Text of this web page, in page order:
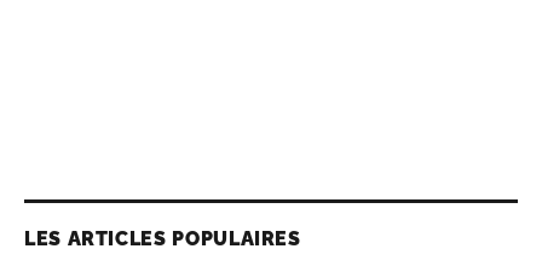
LES ARTICLES POPULAIRES